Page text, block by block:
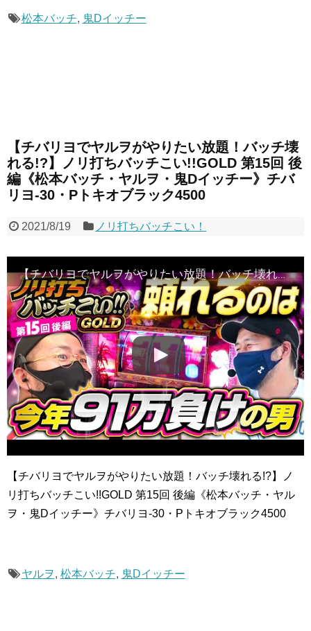
松本バッチ, 鬼Dイッチー
【チバリヨでヤルヲがやりたい放題！バッチ壊
れる!?】ノリ打ちバッチこい!!GOLD 第15回 後
編《松本バッチ・ヤルヲ・鬼Dイッチー》チバ
リヨ-30・Pトキオブラック4500
2021/8/19 ノリ打ちバッチこい！
【チバリヨでヤルヲがやりたい放題！バッチ壊れる!?】ノリ打ちバッチこい!!GOLD 第15回 後編《松本バッチ・ヤルヲ・鬼Dイッチー》チバリヨ-30・Pトキオブラック4500［パチスロ・スロット］
【チバリヨでヤルヲがやりたい放題！バッチ壊れる!?】ノ
リ打ちバッチこい!!GOLD 第15回 後編《松本バッチ・ヤル
ヲ・鬼Dイッチー》チバリヨ-30・Pトキオブラック4500
ヤルヲ, 松本バッチ, 鬼Dイッチー